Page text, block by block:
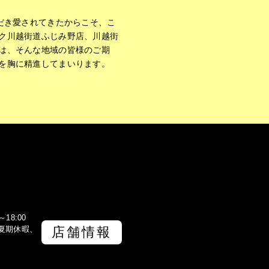
愛されてきたからこそ、こ
川越街道ふじみ野店、川越街
、そんな地域の皆様のご期
胸に精進してまいります。
18:00
休暇、
店舗情報